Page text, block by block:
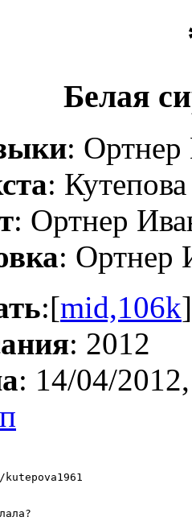
Белая
: Ортнер
:
: Ортнер
: Ортнер
:[mid,106k
: 2012
: 14/04/